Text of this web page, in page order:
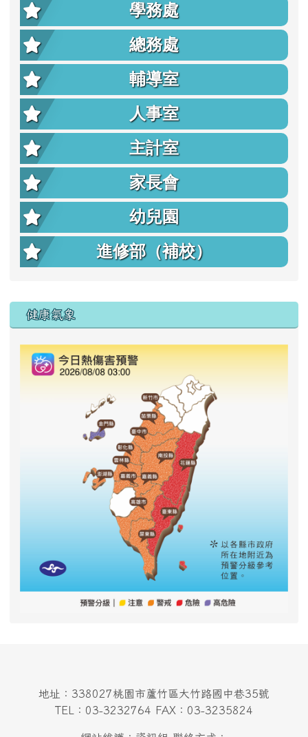
學務處
總務處
輔導室
人事室
主計室
家長會
幼兒園
進修部（補校）
右邊區域內容
健康氣象
地址：338027桃園市蘆竹區大竹路國中巷35號
TEL：03-3232764 FAX：03-3235824